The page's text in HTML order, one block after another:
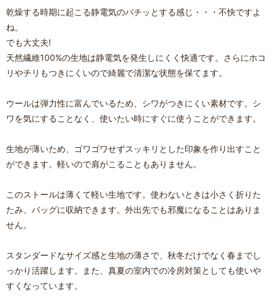
乾燥する時期に起こる静電気のパチッとする感じ・・・不快ですよ
ね。
でも大丈夫!
天然繊維100%の生地は静電気を発生しにくく快適です。さらにホコ
リやチリもつきにくいので綺麗で清潔な状態を保てます。
ウールは弾力性に富んでいるため、シワがつきにくい素材です。シ
ワを気にすることなく、使いたい時にすぐに使うことができます。
生地が薄いため、ゴワゴワせずスッキリとした印象を作り出すこと
ができます。軽いので肩がこることもありません。
このストールは薄くて軽い生地です。使わないときは小さく折りた
たみ、バッグに収納できます。外出先でも邪魔になることはありま
せん。
スタンダードなサイズ感と生地の薄さで、秋冬だけでなく春までし
っかり活躍します。また、真夏の室内での冷房対策としても使いや
すくなっています。